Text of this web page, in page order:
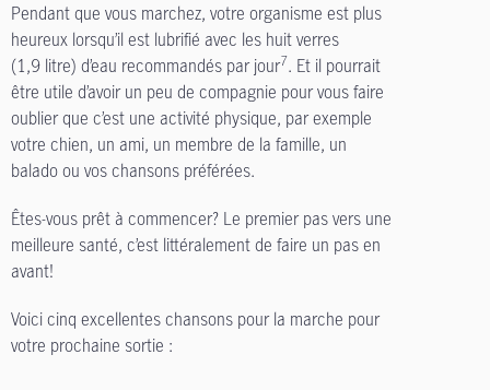
Pendant que vous marchez, votre organisme est plus
heureux lorsqu’il est lubrifié avec les huit verres
(1,9 litre) d’eau recommandés par jour7. Et il pourrait
être utile d’avoir un peu de compagnie pour vous faire
oublier que c’est une activité physique, par exemple
votre chien, un ami, un membre de la famille, un
balado ou vos chansons préférées.
Êtes-vous prêt à commencer? Le premier pas vers une
meilleure santé, c’est littéralement de faire un pas en
avant!
Voici cinq excellentes chansons pour la marche pour
votre prochaine sortie :